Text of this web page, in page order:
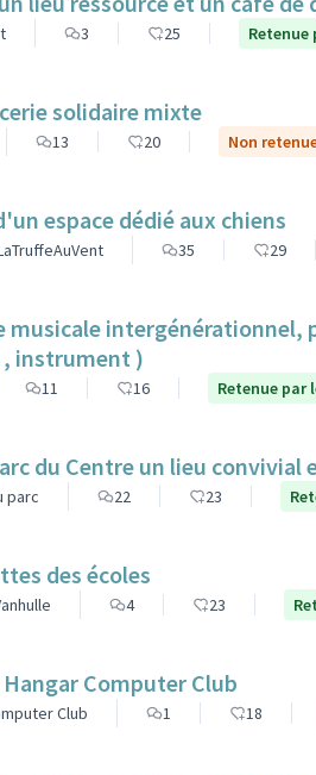
3 25
solidaire mixte
13 20 Non
espace dédié aux chiens
35 29
musicale intergénérationnel,
instrument )
11 16 Retenue par
du Centre un lieu
parc 22 23
des écoles
4 23
Computer Club
Club 1 18